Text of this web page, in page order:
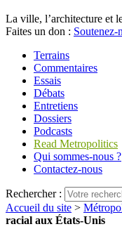
La ville, l’architecture et
Faites un don : Soutenez-
Terrains
Commentaires
Essais
Débats
Entretiens
Dossiers
Podcasts
Read Metropolitics
Qui sommes-nous ?
Contactez-nous
Rechercher :
Accueil du site >
racial aux États-Unis